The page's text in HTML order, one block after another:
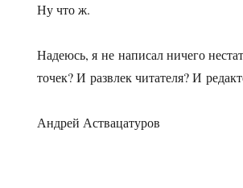
Ну что ж.
Надеюсь, я не написал ничего
точек? И развлек читателя? И
Андрей Аствацатуров